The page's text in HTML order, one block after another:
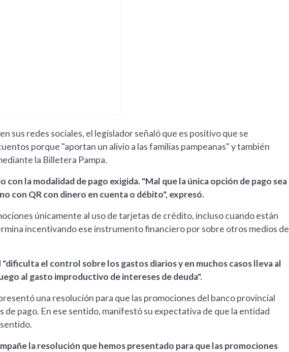
sus redes sociales, el legislador señaló que es positivo que se
porque "aportan un alivio a las familias pampeanas" y también
la Billetera Pampa.
con la modalidad de pago exigida. "Mal que la única opción de pago sea
con QR con dinero en cuenta o débito", expresó.
únicamente al uso de tarjetas de crédito, incluso cuando están
incentivando ese instrumento financiero por sobre otros medios de
"dificulta el control sobre los gastos diarios y en muchos casos lleva al
al gasto improductivo de intereses de deuda".
una resolución para que las promociones del banco provincial
de pago. En ese sentido, manifestó su expectativa de que la entidad
la resolución que hemos presentado para que las promociones